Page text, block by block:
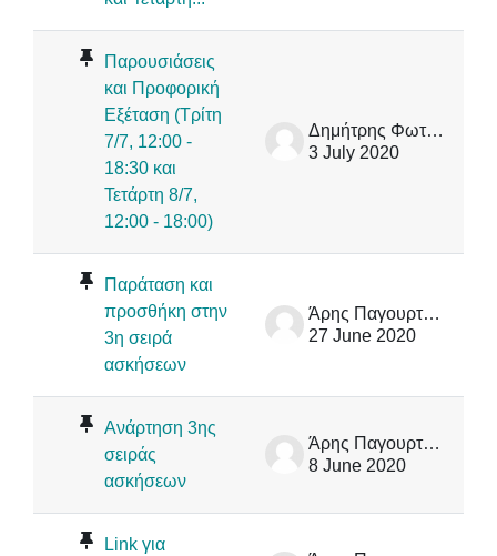
Παρουσιάσεις
και Προφορική
Εξέταση (Τρίτη
7/7, 12:00 -
18:30 και
Τετάρτη 8/7,
12:00 - 18:00)
Δημήτρης Φωτάκης
3 July 2020
Παράταση και
προσθήκη στην
3η σειρά
ασκήσεων
Άρης Παγουρτζής
27 June 2020
Ανάρτηση 3ης
σειράς
ασκήσεων
Άρης Παγουρτζής
8 June 2020
Link για